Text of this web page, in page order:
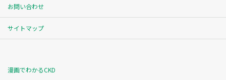
お問い合わせ
サイトマップ
漫画でわかるCKD